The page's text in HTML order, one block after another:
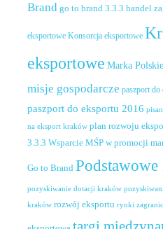
Brand go to brand 3.3.3 handel
eksportowe Konsorcja eksportowe
eksportowe Marka
misje gospodarcze paszport do
paszport do eksportu 2016
na eksport kraków plan rozwoju
3.3.3 Wsparcie MŚP w promocji
Go to Brand
pozyskiwanie dotacji kraków
kraków rozwój eksportu rynki